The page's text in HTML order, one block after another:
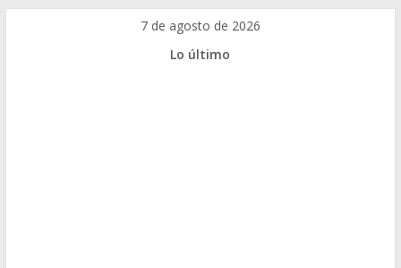
7 de agosto de 2026
Lo último